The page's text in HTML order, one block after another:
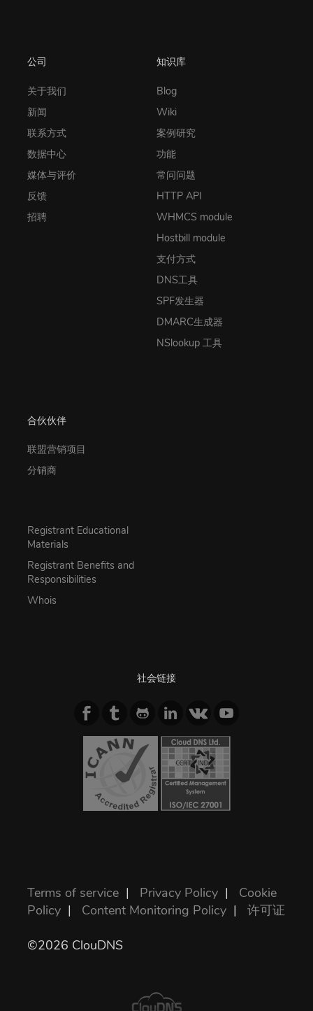
公司
关于我们
新闻
联系方式
数据中心
媒体与评价
反馈
招聘
知识库
Blog
Wiki
案例研究
功能
常问问题
HTTP API
WHMCS module
Hostbill module
支付方式
DNS工具
SPF发生器
DMARC生成器
NSlookup 工具
合伙伙伴
联盟营销项目
分销商
Registrant Educational
Materials
Registrant Benefits and
Responsibilities
Whois
社会链接
Terms of service | Privacy Policy | Cookie
Policy | Content Monitoring Policy | 许可证
©2026 ClouDNS